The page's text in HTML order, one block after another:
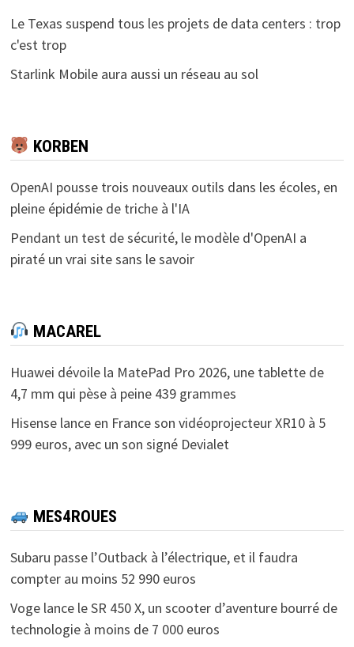
Le Texas suspend tous les projets de data centers : trop
c'est trop
Starlink Mobile aura aussi un réseau au sol
KORBEN
OpenAI pousse trois nouveaux outils dans les écoles, en
pleine épidémie de triche à l'IA
Pendant un test de sécurité, le modèle d'OpenAI a
piraté un vrai site sans le savoir
MACAREL
Huawei dévoile la MatePad Pro 2026, une tablette de
4,7 mm qui pèse à peine 439 grammes
Hisense lance en France son vidéoprojecteur XR10 à 5
999 euros, avec un son signé Devialet
MES4ROUES
Subaru passe l’Outback à l’électrique, et il faudra
compter au moins 52 990 euros
Voge lance le SR 450 X, un scooter d’aventure bourré de
technologie à moins de 7 000 euros